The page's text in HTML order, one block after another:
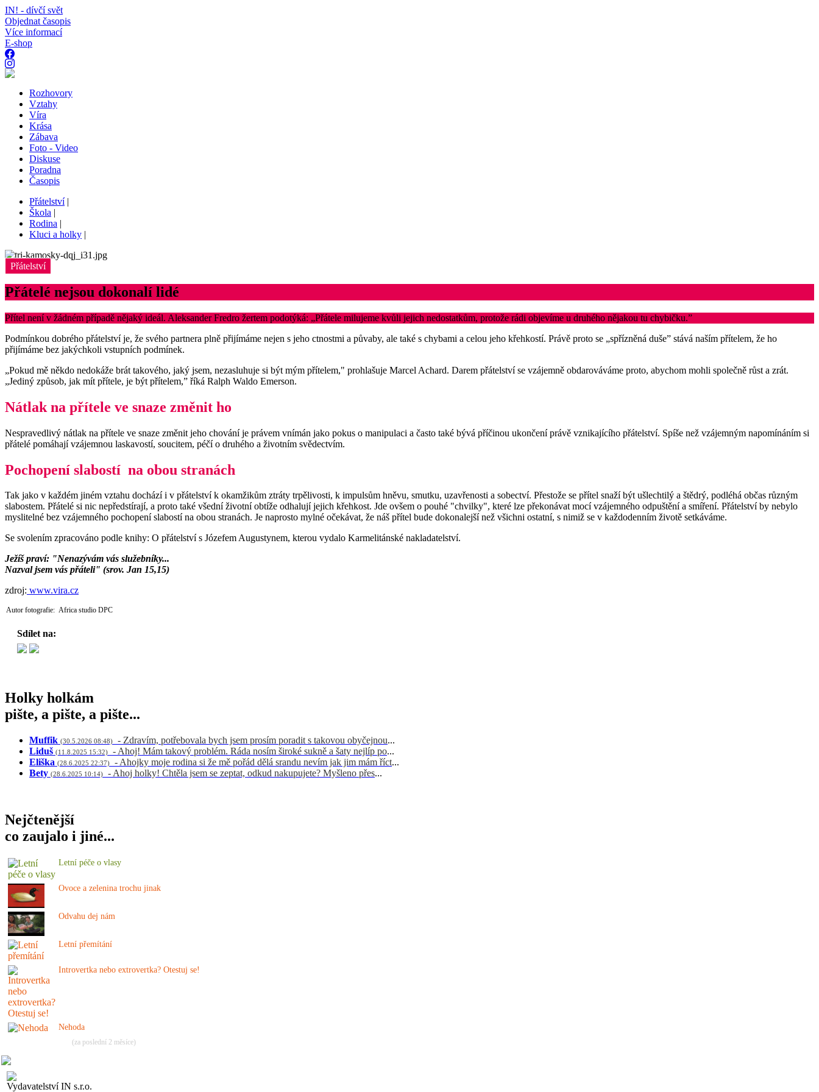
IN! - dívčí svět
Objednat časopis
Více informací
E-shop
Rozhovory
Vztahy
Víra
Krása
Zábava
Foto - Video
Diskuse
Poradna
Časopis
Přátelství|
Škola |
Rodina |
Kluci a holky |
Přátelství
Přátelé nejsou dokonalí lidé
Přítel není v žádném případě nějaký ideál. Aleksander Fredro žertem podotýká: „Přátele milujeme kvůli jejich nedostatkům, protože rádi objevíme u druhého nějakou tu chybičku.”
Podmínkou dobrého přátelství je, že svého partnera plně přijímáme nejen s jeho ctnostmi a půvaby, ale také s chybami a celou jeho křehkostí. Právě proto se „spřízněná duše” stává naším přítelem, že ho
přijímáme bez jakýchkoli vstupních podmínek.
„Pokud mě někdo nedokáže brát takového, jaký jsem, nezasluhuje si být mým přítelem," prohlašuje Marcel Achard. Darem přátelství se vzájemně obdarováváme proto, abychom mohli společně růst a zrát.
„Jediný způsob, jak mít přítele, je být přítelem,” říká Ralph Waldo Emerson.
Nátlak na přítele ve snaze změnit ho
Nespravedlivý nátlak na přítele ve snaze změnit jeho chování je právem vnímán jako pokus o manipulaci a často také bývá příčinou ukončení právě vznikajícího přátelství. Spíše než vzájemným napomínáním si
přátelé pomáhají vzájemnou laskavostí, soucitem, péčí o druhého a životním svědectvím.
Pochopení slabostí na obou stranách
Tak jako v každém jiném vztahu dochází i v přátelství k okamžikům ztráty trpělivosti, k impulsům hněvu, smutku, uzavřenosti a sobectví. Přestože se přítel snaží být ušlechtilý a štědrý, podléhá občas různým
slabostem. Přátelé si nic nepředstírají, a proto také všední životní obtíže odhalují jejich křehkost. Jde ovšem o pouhé "chvilky", které lze překonávat mocí vzájemného odpuštění a smíření. Přátelství by nebylo
myslitelné bez vzájemného pochopení slabostí na obou stranách. Je naprosto mylné očekávat, že náš přítel bude dokonalejší než všichni ostatní, s nimiž se v každodenním životě setkáváme.
Se svolením zpracováno podle knihy: O přátelství s Józefem Augustynem, kterou vydalo Karmelitánské nakladatelství.
Ježíš praví: "Nenazývám vás služebníky...
Nazval jsem vás přáteli" (srov. Jan 15,15)
zdroj: www.vira.cz
Autor fotografie: Africa studio DPC
Sdílet na:
Holky holkám
pište, a pište, a pište...
Muffik (30.5.2026 08:48) - Zdravím, potřebovala bych jsem prosím poradit s takovou obyčejnou...
Liduš (11.8.2025 15:32) - Ahoj! Mám takový problém. Ráda nosím široké sukně a šaty nejlíp po...
Eliška (28.6.2025 22:37) - Ahojky moje rodina si že mě pořád dělá srandu nevím jak jim mám říct...
Bety (28.6.2025 10:14) - Ahoj holky! Chtěla jsem se zeptat, odkud nakupujete? Myšleno přes...
Nejčtenější
co zaujalo i jiné...
Letní péče o vlasy
Ovoce a zelenina trochu jinak
Odvahu dej nám
Letní přemítání
Introvertka nebo extrovertka? Otestuj se!
Nehoda
(za poslední 2 měsíce)
Vydavatelství IN s.r.o.